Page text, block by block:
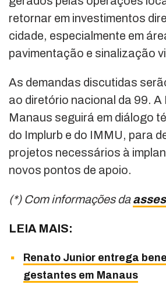
retornar em investimentos
cidade, especialmente em
pavimentação e sinalização
As demandas discutidas
ao diretório nacional da 99. A
Manaus seguirá em diálogo
do Implurb e do IMMU, para
projetos necessários à
novos pontos de apoio.
(*) Com informações da
LEIA MAIS:
Renato Junior entrega
gestantes em Manaus